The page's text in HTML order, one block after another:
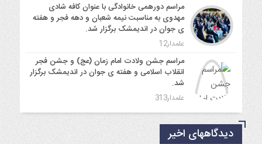
مراسم دورهمی خانوادگی با عنوان کافه شادی
مهدوی به مناسبت نیمه شعبان و دهه فجر و هفته
ی جوان در اندیمشک برگزار شد.
علمدار12
مراسم جشن ولادت امام زمان (عج) و جشن فجر
انقلاب اسلامی و هفته ی جوان در اندیمشک برگزار
شد.
علمدار313
دیدگاههای اخیر